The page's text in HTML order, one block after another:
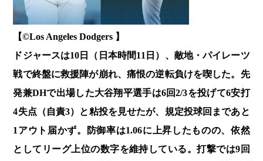
【©️Los Angeles Dodgers 】
ドジャースは10日（日本時間11日）、敵地・パイレーツ
戦で終盤に救援陣が崩れ、痛恨の逆転負けを喫した。先
発兼DHで出場した大谷翔平選手は6回2/3を投げて6安打
4失点（自責3）と粘投を見せたが、規定投球回まであと
1アウト届かず。防御率は1.06に上昇したものの、依然
としてリーグ上位の数字を維持している。打撃では9回